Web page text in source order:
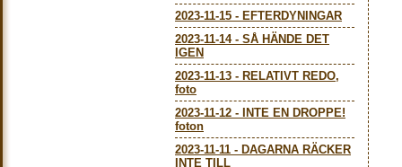
2023-11-15 - EFTERDYNINGAR
2023-11-14- SÅ HÄNDE DET
IGEN
2023-11-13 - RELATIVT REDO,
foto
2023-11-12 -
INTE EN DROPPE!
foton
2023-11-11 - DAGARNA RÄCKER
INTE TILL